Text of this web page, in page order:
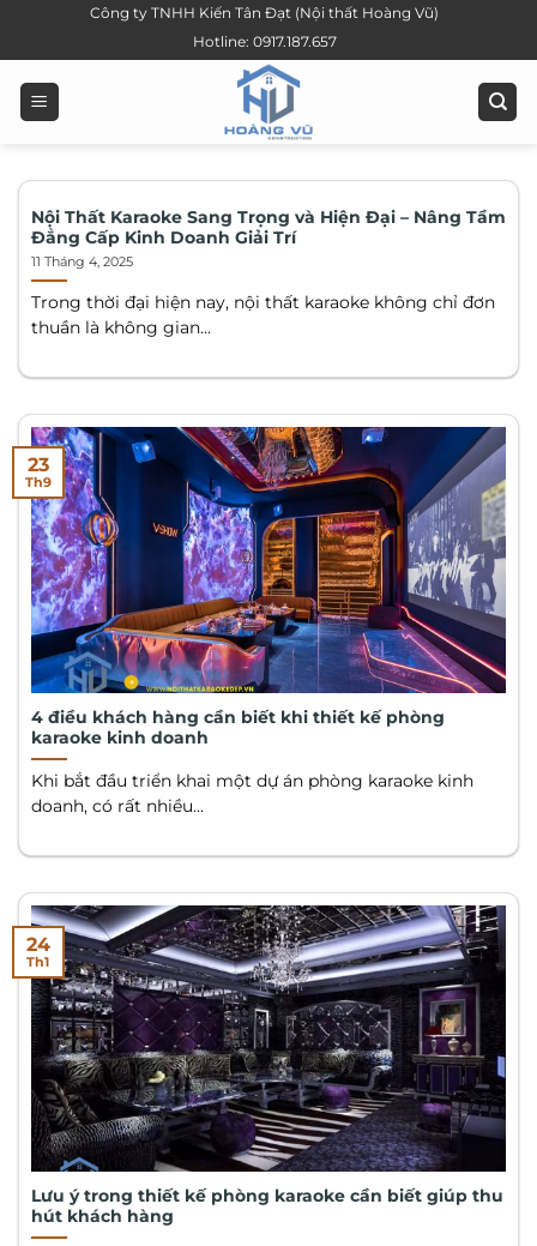
dung
Công ty TNHH Kiến Tân Đạt (Nội thất Hoàng Vũ)
Hotline: 0917.187.657
Nội Thất Karaoke Sang Trọng và Hiện Đại – Nâng Tầm
Đẳng Cấp Kinh Doanh Giải Trí
11 Tháng 4, 2025
Trong thời đại hiện nay, nội thất karaoke không chỉ đơn
thuần là không gian...
4 điều khách hàng cần biết khi thiết kế phòng
karaoke kinh doanh
Khi bắt đầu triển khai một dự án phòng karaoke kinh
doanh, có rất nhiều...
23
Th9
Lưu ý trong thiết kế phòng karaoke cần biết giúp thu
hút khách hàng
24
Th1